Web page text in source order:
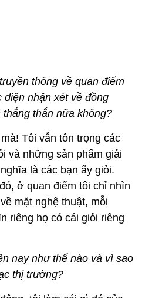
thông về quan điểm
nhận xét về đồng
Tôi vẫn tôn trọng các